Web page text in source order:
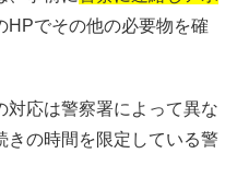
HPでその他の必要物を確
対応は警察署によって異な
きの時間を限定している警